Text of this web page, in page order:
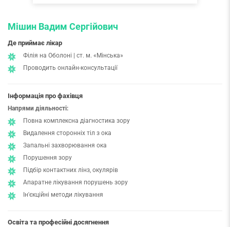
Мішин Вадим Сергійович
Де приймає лікар
Філія на Оболоні | ст. м. «Мінська»
Проводить онлайн-консультації
Інформація про фахівця
Напрями діяльності:
Повна комплексна діагностика зору
Видалення сторонніх тіл з ока
Запальні захворювання ока
Порушення зору
Підбір контактних лінз, окулярів
Апаратне лікування порушень зору
Ін'єкційні методи лікування
Освіта та професійні досягнення